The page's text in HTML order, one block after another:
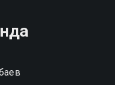
что они
баланса между
в этом скрытом